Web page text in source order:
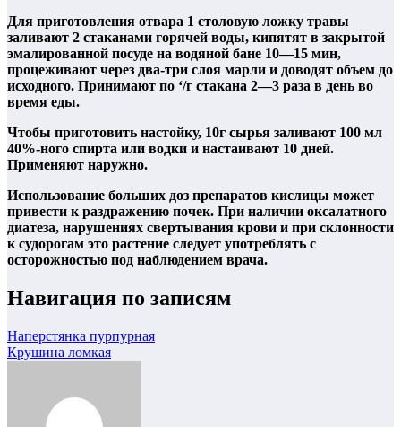
Для приготовления отвара 1 столовую ложку травы
заливают 2 стаканами горячей воды, кипятят в закрытой
эмалированной посуде на водяной бане 10—15 мин,
процеживают через два-три слоя марли и доводят объем до
исходного. Принимают по ‘/г стакана 2—3 раза в день во
время еды.
Чтобы приготовить настойку, 10г сырья заливают 100 мл
40%-ного спирта или водки и настаивают 10 дней.
Применяют наружно.
Использование больших доз препаратов кислицы может
привести к раздражению почек. При наличии оксалатного
диатеза, нарушениях свертывания крови и при склонности
к судорогам это растение следует употреблять с
осторожностью под наблюдением врача.
Навигация по записям
Наперстянка пурпурная
Крушина ломкая